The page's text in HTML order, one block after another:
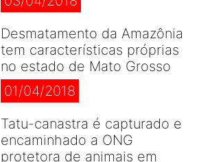
Desmatamento da Amazônia
tem características próprias
no estado de Mato Grosso
01/04/2018
Tatu-canastra é capturado e
encaminhado a ONG
protetora de animais em